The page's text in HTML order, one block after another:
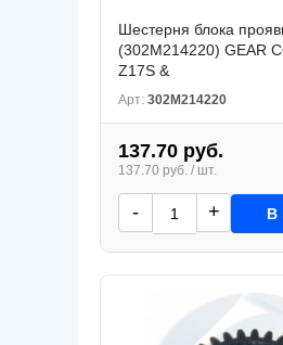
Шестерня блока
(302M214220) GEAR
Z17S &
Арт: 302M214220
137.70 руб.
137.70 руб. / шт.
- + В